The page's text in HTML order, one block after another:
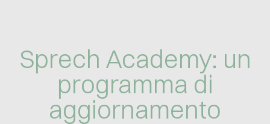
Sprech Academy: un
programma di
aggiornamento